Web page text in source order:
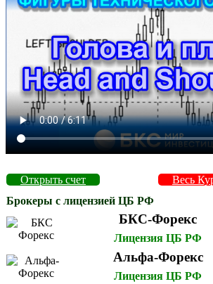
Открыть счет
Весь
Брокеры с лицензией ЦБ РФ
БКС-Форекс
Лицензия ЦБ РФ
Альфа-Форекс
Лицензия ЦБ РФ